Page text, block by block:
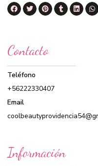
Contacto
Teléfono
+56222330407
Email
Información